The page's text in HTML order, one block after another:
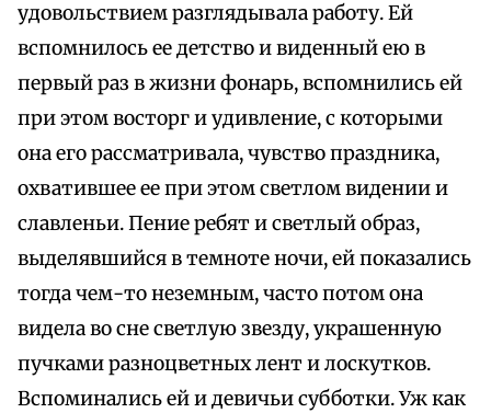
удовольствием разглядывала работу. Ей
вспомнилось ее детство и виденный ею в
первый раз в жизни фонарь, вспомнились ей
при этом восторг и удивление, с которыми
она его рассматривала, чувство праздника,
охватившее ее при этом светлом видении и
славленьи. Пение ребят и светлый образ,
выделявшийся в темноте ночи, ей показались
тогда чем-то неземным, часто потом она
видела во сне светлую звезду, украшенную
пучками разноцветных лент и лоскутков.
Вспоминались ей и девичьи субботки. Уж как